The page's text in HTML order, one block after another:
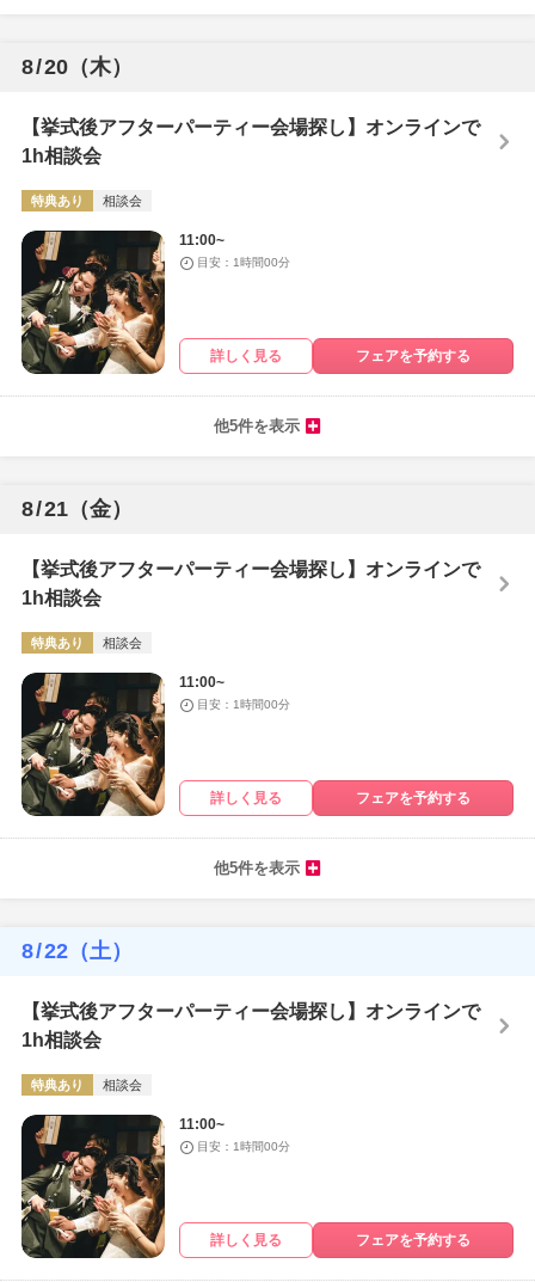
8/20 （木）
【挙式後アフターパーティー会場探し】オンラインで
1h相談会
特典あり 相談会
11:00~
目安：1時間00分
詳しく見る フェアを予約する
他5件を表示
8/21 （金）
【挙式後アフターパーティー会場探し】オンラインで
1h相談会
特典あり 相談会
11:00~
目安：1時間00分
詳しく見る フェアを予約する
他5件を表示
8/22 （土）
【挙式後アフターパーティー会場探し】オンラインで
1h相談会
特典あり 相談会
11:00~
目安：1時間00分
詳しく見る フェアを予約する